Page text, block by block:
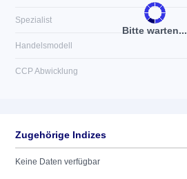
Bitte warten...
Spezialist
Handelsmodell
CCP Abwicklung
Zugehörige Indizes
Keine Daten verfügbar